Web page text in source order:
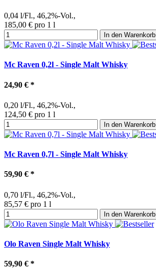
0,04 l/Fl., 46,2%-Vol.,
185,00 € pro 1 l
In den Warenkorb
Mc Raven 0,2l - Single Malt Whisky
24,90 € *
0,20 l/Fl., 46,2%-Vol.,
124,50 € pro 1 l
In den Warenkorb
Mc Raven 0,7l - Single Malt Whisky
59,90 € *
0,70 l/Fl., 46,2%-Vol.,
85,57 € pro 1 l
In den Warenkorb
Olo Raven Single Malt Whisky
59,90 € *